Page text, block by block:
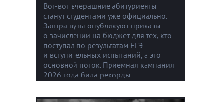
Вот-вот вчерашние абитуриенты
станут студентами уже официально.
Завтра вузы опубликуют приказы
о зачислении на бюджет для тех, кто
поступал по результатам ЕГЭ
и вступительных испытаний, а это
основной поток. Приемная кампания
2026 года била рекорды.